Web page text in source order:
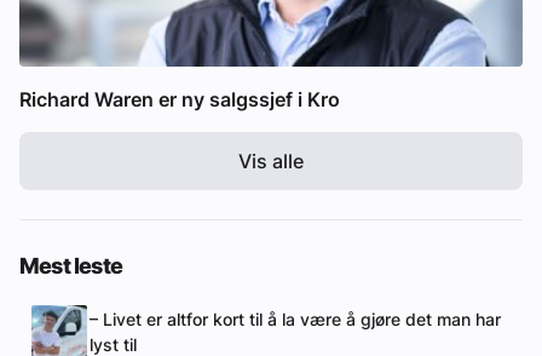
Richard Waren er ny salgssjef i Kro
Vis alle
Mest leste
– Livet er altfor kort til å la være å gjøre det man har
lyst til